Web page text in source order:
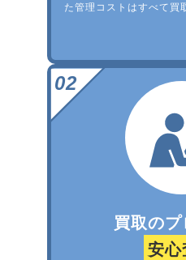
た管理コストはすべて買
買取のプ
安心